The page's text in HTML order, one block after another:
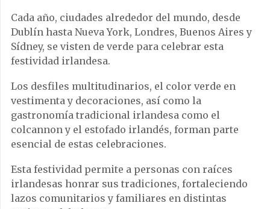
Cada año, ciudades alrededor del mundo, desde
Dublín hasta Nueva York, Londres, Buenos Aires y
Sídney, se visten de verde para celebrar esta
festividad irlandesa.
Los desfiles multitudinarios, el color verde en
vestimenta y decoraciones, así como la
gastronomía tradicional irlandesa como el
colcannon y el estofado irlandés, forman parte
esencial de estas celebraciones.
Esta festividad permite a personas con raíces
irlandesas honrar sus tradiciones, fortaleciendo
lazos comunitarios y familiares en distintas